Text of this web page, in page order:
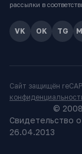
рассылки в
VK OK TG
Сайт защищён
©
Свидетельство
26.04.2013